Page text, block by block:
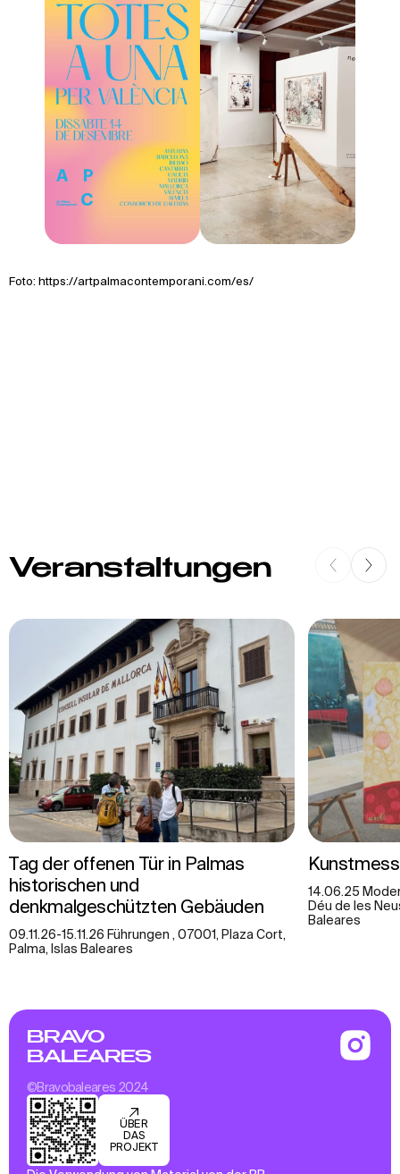
Foto: https://artpalmacontemporani.com/es/
Veranstaltungen
Tag der offenen Tür in Palmas
historischen und
denkmalgeschützten Gebäuden
09.11.26-15.11.26 Führungen , 07001, Plaza Cort,
Palma, Islas Baleares
14.06.25
Déu de les
Baleares
BRAVO
BALEARES
©Bravobaleares 2024
ÜBER
DAS
PROJEKT